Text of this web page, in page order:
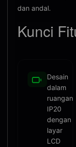
dan andal.
Kunci
Desain
dalam
ruangan
IP20
dengan
layar
LCD